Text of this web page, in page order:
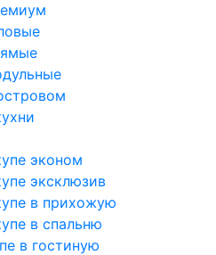
эконом
эксклюзив
в прихожую
в спальню
в гостиную